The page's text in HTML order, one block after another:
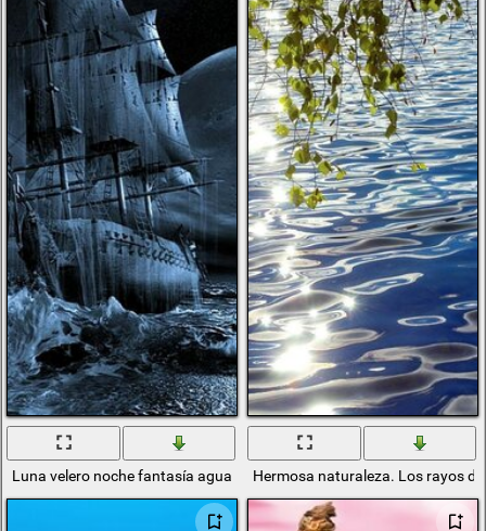
Luna velero noche fantasía agua barco fantasmaHermosa naturaleza. Los rayos